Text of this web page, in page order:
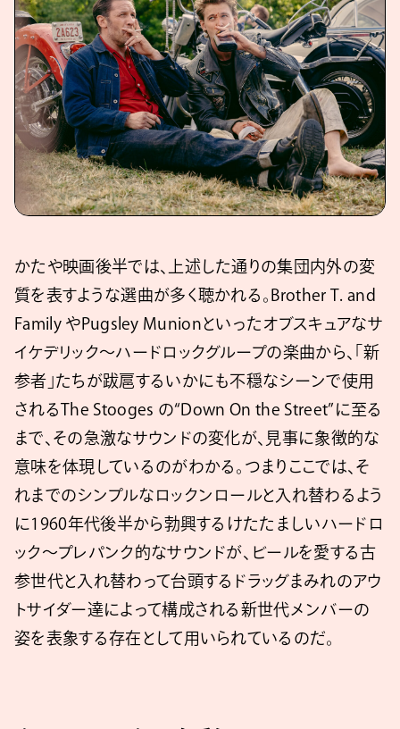
かたや映画後半では、上述した通りの集団内外の変
質を表すような選曲が多く聴かれる。Brother T. and
Family やPugsley Munionといったオブスキュアなサ
イケデリック〜ハードロックグループの楽曲から、「新
参者」たちが跋扈するいかにも不穏なシーンで使用
されるThe Stooges の“Down On the Street”に至る
まで、その急激なサウンドの変化が、見事に象徴的な
意味を体現しているのがわかる。つまりここでは、そ
れまでのシンプルなロックンロールと入れ替わるよう
に1960年代後半から勃興するけたたましいハードロ
ック〜プレパンク的なサウンドが、ビールを愛する古
参世代と入れ替わって台頭するドラッグまみれのアウ
トサイダー達によって構成される新世代メンバーの
姿を表象する存在として用いられているのだ。